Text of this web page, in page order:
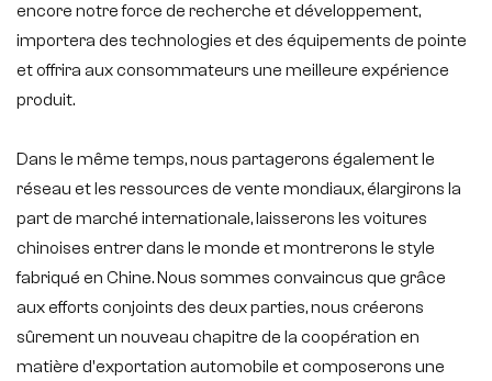
encore notre force de recherche et développement,
importera des technologies et des équipements de pointe
et offrira aux consommateurs une meilleure expérience
produit.
Dans le même temps, nous partagerons également le
réseau et les ressources de vente mondiaux, élargirons la
part de marché internationale, laisserons les voitures
chinoises entrer dans le monde et montrerons le style
fabriqué en Chine. Nous sommes convaincus que grâce
aux efforts conjoints des deux parties, nous créerons
sûrement un nouveau chapitre de la coopération en
matière d'exportation automobile et composerons une